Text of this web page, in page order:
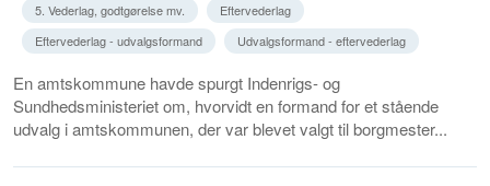
5. Vederlag, godtgørelse mv.
Eftervederlag
Eftervederlag - udvalgsformand
Udvalgsformand - eftervederlag
En amtskommune havde spurgt Indenrigs- og
Sundhedsministeriet om, hvorvidt en formand for et stående
udvalg i amtskommunen, der var blevet valgt til borgmester...